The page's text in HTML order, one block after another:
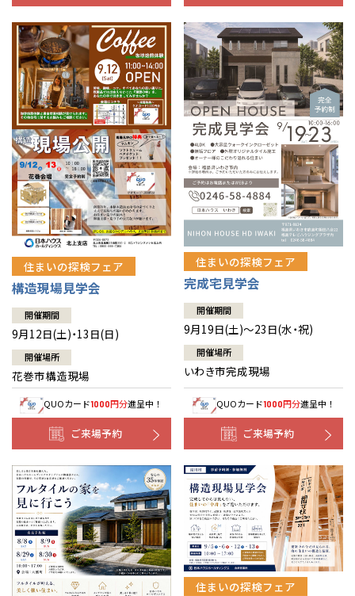
住まいの探検フェア
構造現場見学会
開催期間
9月12日(土)・13日(日)
開催場所
花巻市構造現場
QUOカード1000円分進呈中！
ご来場予約
住まいの探検フェア
完成宅見学会
開催期間
9月19日(土)～23日(水・祝)
開催場所
いわき市完成現場
QUOカード1000円分進呈中！
ご来場予約
住まいの探検フェア